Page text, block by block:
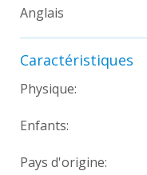
Anglais
Caractéristiques
Physique:
Enfants:
Pays d'origine: